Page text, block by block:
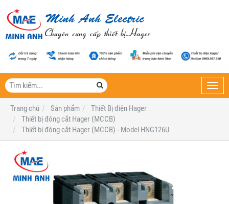
Trang chủ
Sản phẩm
Thiết Bị điện Hager
Thiết bị đóng cắt Hager (MCCB)
Thiết bị đóng cắt Hager (MCCB) - Model HNG126U